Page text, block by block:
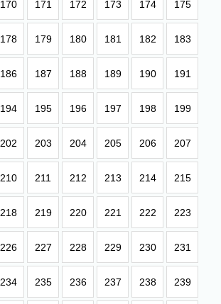
170 171 172 173 174 175
178 179 180 181 182 183
186 187 188 189 190 191
194 195 196 197 198 199
202 203 204 205 206 207
210 211 212 213 214 215
218 219 220 221 222 223
226 227 228 229 230 231
234 235 236 237 238 239